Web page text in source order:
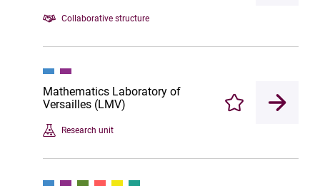
Collaborative structure
Mathematics Laboratory of
Versailles (LMV)
Research unit
Enregistrer